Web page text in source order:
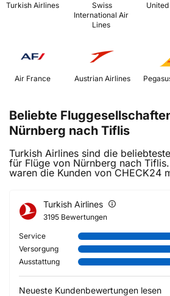
Turkish Airlines
International Air
Lines
Air France Austrian Airlines
Beliebte
Nürnberg nach Tiflis
Turkish Airlines sind die
für Flüge von Nürnberg nach
waren die Kunden von CHECK24
Turkish Airlines
3195 Bewertungen
Service
Versorgung
Ausstattung
Neueste Kundenbewertungen lesen